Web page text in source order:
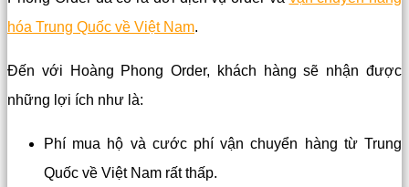
hóa Trung Quốc về Việt Nam.
Đến với Hoàng Phong Order, khách hàng sẽ nhận được
những lợi ích như là:
Phí mua hộ và cước phí vận chuyển hàng từ Trung
Quốc về Việt Nam rất thấp.